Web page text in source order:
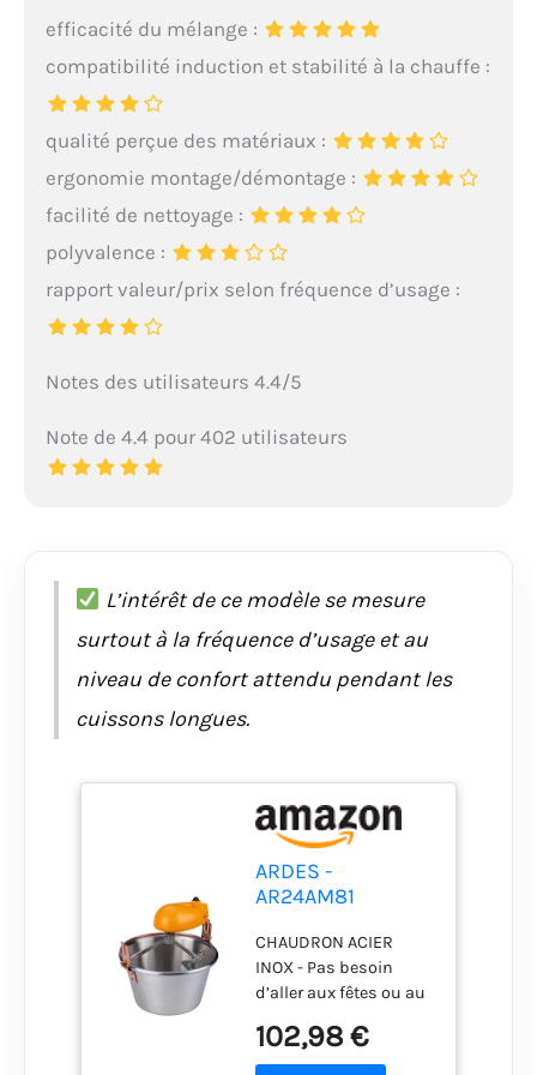
efficacité du mélange :
compatibilité induction et stabilité à la chauffe :
qualité perçue des matériaux :
ergonomie montage/démontage :
facilité de nettoyage :
polyvalence :
rapport valeur/prix selon fréquence d’usage :
Notes des utilisateurs 4.4/5
Note de 4.4 pour 402 utilisateurs
L’intérêt de ce modèle se mesure
surtout à la fréquence d’usage et au
niveau de confort attendu pendant les
cuissons longues.
ARDES -
AR24AM81
INOX Diamètre
28cm Mélangeur
Polenta Confiture,
Ardes Chaudron
pour Foyer à
CHAUDRON ACIER
INOX - Pas besoin
d’aller aux fêtes ou au
bonne polenta, ni au
supermarché pour
102,98 €